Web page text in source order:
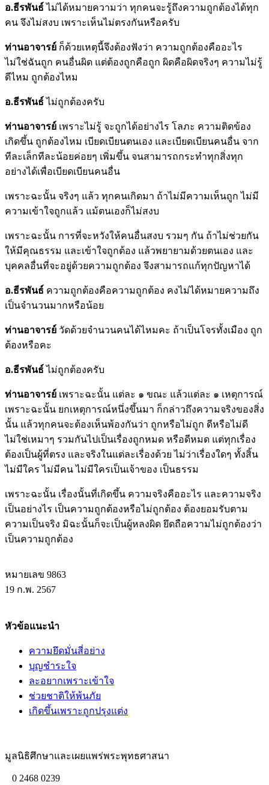
อ.ธีรพันธ์ไม่ได้หมายความว่า ทุกคนจะรู้ถึงความถูกต้องได้ทุก
คน จึงไม่สงบ เพราะเห็นไม่ตรงกันหรือครับ
ท่านอาจารย์ ก็ด้วยเหตุนี้จึงต้องฟังว่า ความถูกต้องคืออะไร
ไม่ใช่ฉันถูก คนอื่นผิด แต่ต้องถูกคือถูก ผิดคือผิดจริงๆ ความไม่รู้
ดีไหม ถูกต้องไหม
อ.ธีรพันธ์ไม่ถูกต้องครับ
ท่านอาจารย์ เพราะไม่รู้ จะถูกได้อย่างไร โลภะ ความติดข้อง
เกิดขึ้น ถูกต้องไหม เบียดเบียนตนเอง และเบียดเบียนคนอื่น จาก
ทีละเล็กทีละน้อยค่อยๆ เพิ่มขึ้น จนสามารถกระทำทุกสิ่งทุก
อย่างได้เพื่อเบียดเบียนคนอื่น
เพราะฉะนั้น จริงๆ แล้ว ทุกคนเกิดมา ถ้าไม่มีความเห็นถูก ไม่มี
ความเข้าใจถูกแล้ว แม้ตนเองก็ไม่สงบ
เพราะฉะนั้น การที่จะหวังให้คนอื่นสงบ รวมๆ กัน ถ้าไม่ช่วยกัน
ให้มีคุณธรรม และเข้าใจถูกต้อง แล้วพยายามด้วยตนเอง และ
บุคคลอื่นที่จะอยู่ด้วยความถูกต้อง จึงสามารถแก้ทุกปัญหาได้
อ.ธีรพันธ์ ความถูกต้องคือความถูกต้อง คงไม่ได้หมายความถึง
เป็นจำนวนมากหรือน้อย
ท่านอาจารย์ วัดด้วยจำนวนคนได้ไหมคะ ถ้าเป็นโจรทั้งเมือง ถูก
ต้องหรือคะ
อ.ธีรพันธ์ไม่ถูกต้องครับ
ท่านอาจารย์ เพราะฉะนั้น แต่ละ ๑ ขณะ แล้วแต่ละ ๑ เหตุการณ์
เพราะฉะนั้น ยกเหตุการณ์หนึ่งขึ้นมา ก็กล่าวถึงความจริงของสิ่ง
นั้น แล้วทุกคนจะต้องเห็นพ้องกันว่า ถูกหรือไม่ถูก ดีหรือไม่ดี
ไม่ใช่เหมาๆ รวมกันไปเป็นเรื่องถูกหมด หรือดีหมด แต่ทุกเรื่อง
ต้องเป็นผู้ที่ตรง และจริงในแต่ละเรื่องด้วย ไม่ว่าเรื่องใดๆ ทั้งสิ้น
ไม่มีใคร ไม่มีคน ไม่มีใครเป็นเจ้าของ เป็นธรรม
เพราะฉะนั้น เรื่องนั้นที่เกิดขึ้น ความจริงคืออะไร และความจริง
เป็นอย่างไร เป็นความถูกต้องหรือไม่ถูกต้อง ต้องยอมรับตาม
ความเป็นจริง มิฉะนั้นก็จะเป็นผู้หลงผิด ยึดถือความไม่ถูกต้องว่า
เป็นความถูกต้อง
หมายเลข 9863
19 ก.พ. 2567
หัวข้อแนะนำ
ความยึดมั่นสี่อย่าง
บุญชำระใจ
ละอยากเพราะเข้าใจ
ช่วยชาติให้พ้นภัย
เกิดขึ้นเพราะถูกปรุงแต่ง
มูลนิธิศึกษาและเผยแพร่พระพุทธศาสนา
0 2468 0239